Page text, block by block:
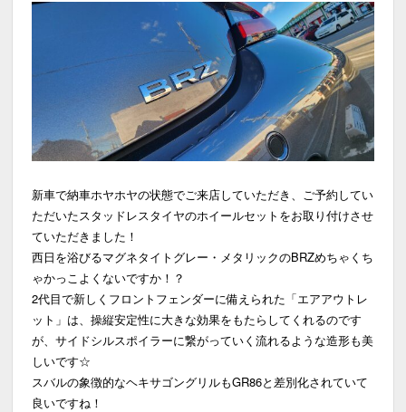
新車で納車ホヤホヤの状態でご来店していただき、ご予約してい
ただいたスタッドレスタイヤのホイールセットをお取り付けさせ
ていただきました！
西日を浴びるマグネタイトグレー・メタリックのBRZめちゃくち
ゃかっこよくないですか！？
2代目で新しくフロントフェンダーに備えられた「エアアウトレ
ット」は、操縦安定性に大きな効果をもたらしてくれるのです
が、サイドシルスポイラーに繋がっていく流れるような造形も美
しいです☆
スバルの象徴的なヘキサゴングリルもGR86と差別化されていて
良いですね！